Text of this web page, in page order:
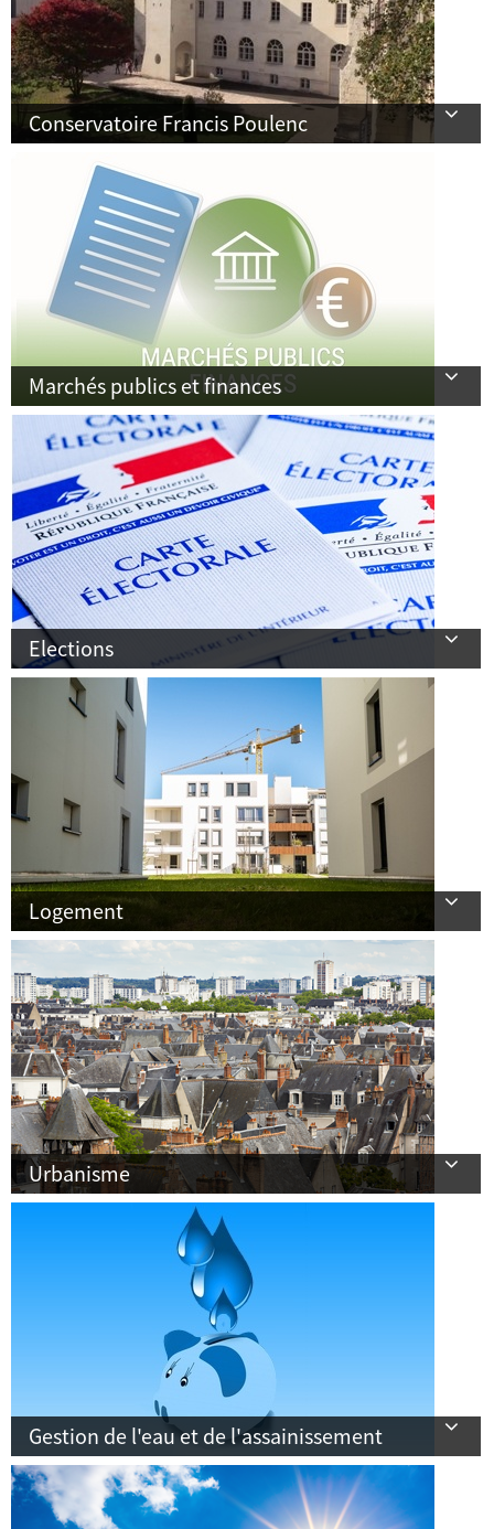
Conservatoire Francis Poulenc
Marchés publics et finances
Elections
Logement
Urbanisme
Gestion de l'eau et de l'assainissement